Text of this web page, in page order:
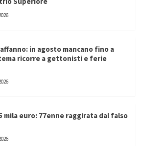
in agosto mancano fino a
ricorre a gettonisti e ferie
mila euro: 77enne raggirata dal falso